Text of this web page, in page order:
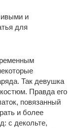
и
для
Так девушка
Правда его
повязанный
и более
с декольте,